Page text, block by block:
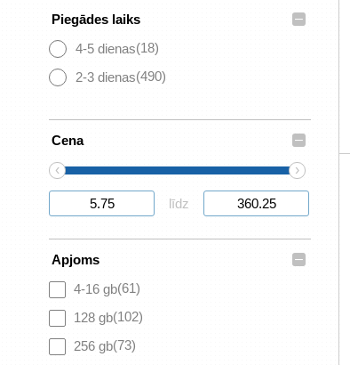
Piegādes laiks
–
4-5 dienas(18)
2-3 dienas(490)
Cena
–
‹
›
līdz
Apjoms
–
4-16 gb(61)
128 gb(102)
256 gb(73)